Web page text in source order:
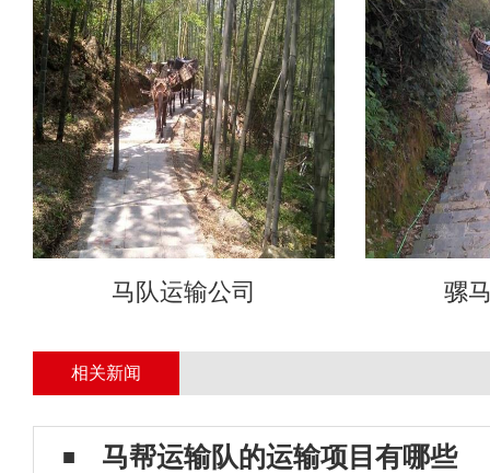
马队运输公司 骡
相关新闻
马帮运输队​的运输项目有哪些